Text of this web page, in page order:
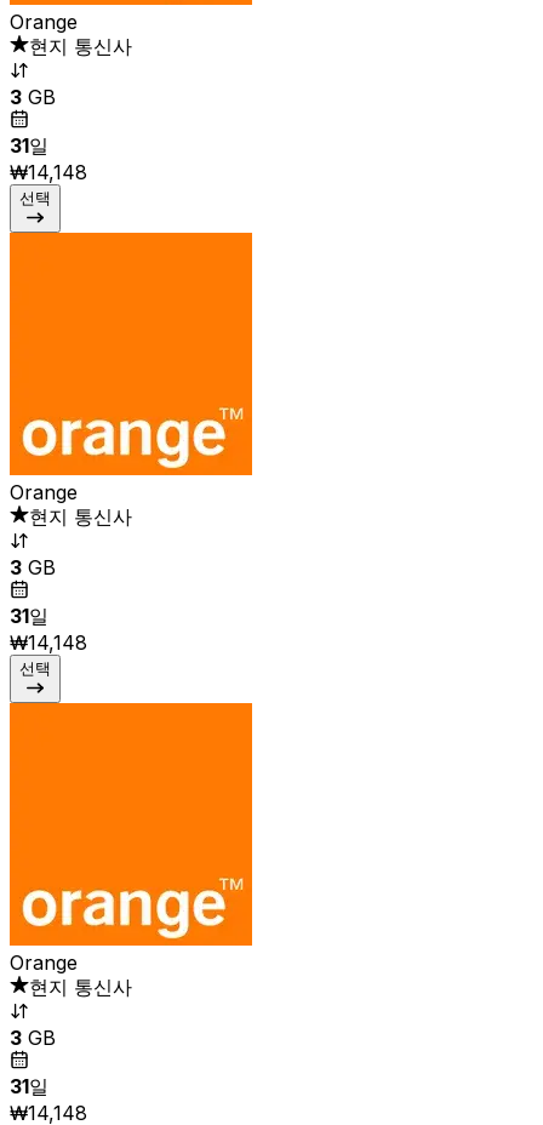
Orange
현지 통신사
3 GB
31일
₩14,148
선택
Orange
현지 통신사
3 GB
31일
₩14,148
선택
Orange
현지 통신사
3 GB
31일
₩14,148